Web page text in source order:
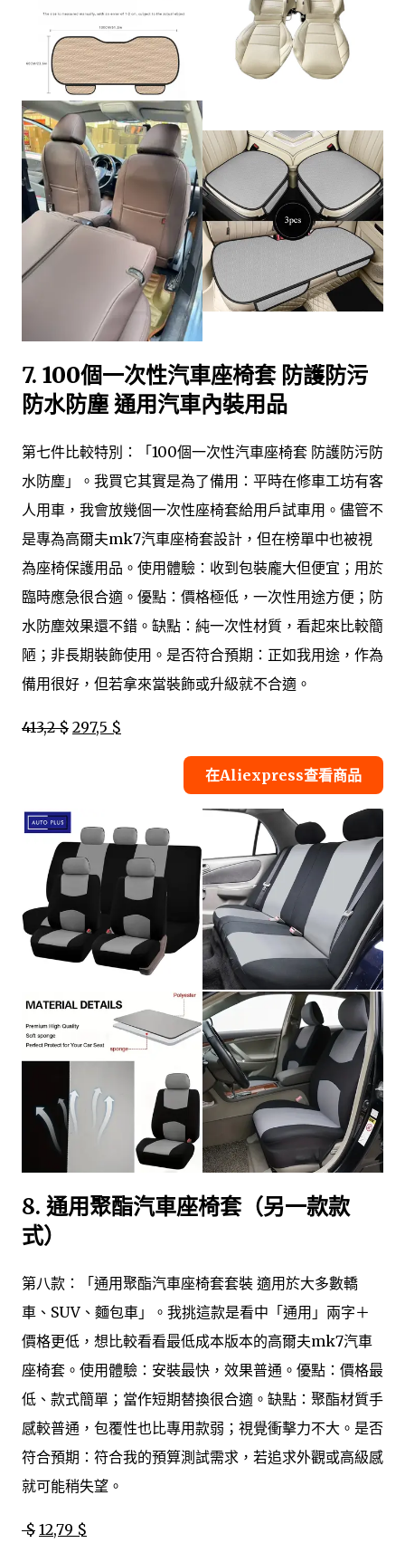
7. 100個一次性汽車座椅套 防護防污
防水防塵 通用汽車內裝用品
第七件比較特別：「100個一次性汽車座椅套 防護防污防
水防塵」。我買它其實是為了備用：平時在修車工坊有客
人用車，我會放幾個一次性座椅套給用戶試車用。儘管不
是專為高爾夫mk7汽車座椅套設計，但在榜單中也被視
為座椅保護用品。使用體驗：收到包裝龐大但便宜；用於
臨時應急很合適。優點：價格極低，一次性用途方便；防
水防塵效果還不錯。缺點：純一次性材質，看起來比較簡
陋；非長期裝飾使用。是否符合預期：正如我用途，作為
備用很好，但若拿來當裝飾或升級就不合適。
413,2 $ 297,5 $
在Aliexpress查看商品
8. 通用聚酯汽車座椅套（另一款款
式）
第八款：「通用聚酯汽車座椅套套裝 適用於大多數轎
車、SUV、麵包車」。我挑這款是看中「通用」兩字＋
價格更低，想比較看看最低成本版本的高爾夫mk7汽車
座椅套。使用體驗：安裝最快，效果普通。優點：價格最
低、款式簡單；當作短期替換很合適。缺點：聚酯材質手
感較普通，包覆性也比專用款弱；視覺衝擊力不大。是否
符合預期：符合我的預算測試需求，若追求外觀或高級感
就可能稍失望。
$ 12,79 $